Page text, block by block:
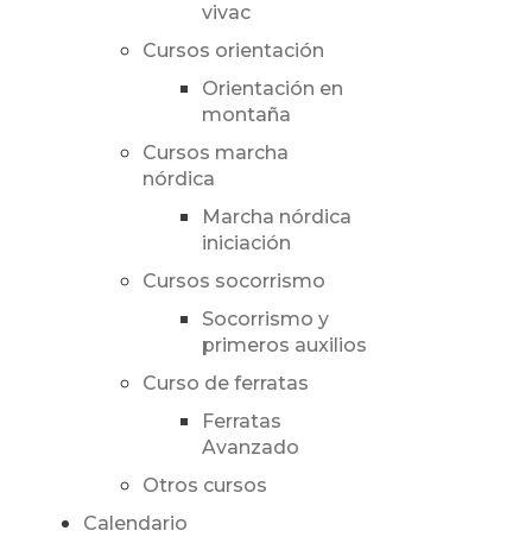
vivac
Cursos orientación
Orientación en
montaña
Cursos marcha
nórdica
Marcha nórdica
iniciación
Cursos socorrismo
Socorrismo y
primeros auxilios
Curso de ferratas
Ferratas
Avanzado
Otros cursos
Calendario